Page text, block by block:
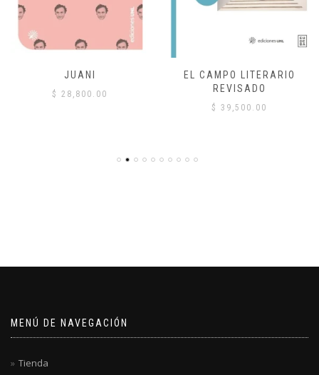
JUANI
$ 28,800.00
EL CAMPO LITERARIO
REVISADO
$ 39,500.00
MENÚ DE NAVEGACIÓN
Tienda